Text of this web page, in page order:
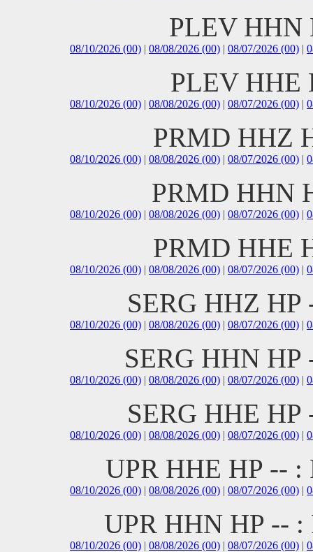
PLEV HHN
08/10/2026 (00) | 08/08/2026 (00) | 08/07/2026 (00) |
PLEV HHE
08/10/2026 (00) | 08/08/2026 (00) | 08/07/2026 (00) |
PRMD HHZ
08/10/2026 (00) | 08/08/2026 (00) | 08/07/2026 (00) |
PRMD HHN
08/10/2026 (00) | 08/08/2026 (00) | 08/07/2026 (00) |
PRMD HHE
08/10/2026 (00) | 08/08/2026 (00) | 08/07/2026 (00) |
SERG HHZ
08/10/2026 (00) | 08/08/2026 (00) | 08/07/2026 (00) |
SERG HHN
08/10/2026 (00) | 08/08/2026 (00) | 08/07/2026 (00) |
SERG HHE
08/10/2026 (00) | 08/08/2026 (00) | 08/07/2026 (00) |
UPR HHE HP --
08/10/2026 (00) | 08/08/2026 (00) | 08/07/2026 (00) |
UPR HHN HP --
08/10/2026 (00) | 08/08/2026 (00) | 08/07/2026 (00) |